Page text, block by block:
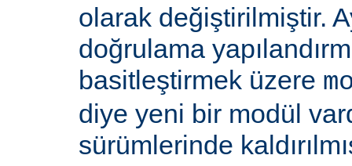
olarak değiştirilmiştir.
doğrulama
basitleştirmek üzere
diye yeni bir modül
sürümlerinde